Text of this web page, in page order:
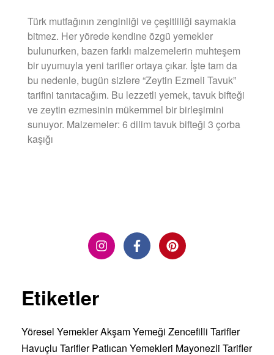
Türk mutfağının zenginliği ve çeşitliliği saymakla
bitmez. Her yörede kendine özgü yemekler
bulunurken, bazen farklı malzemelerin muhteşem
bir uyumuyla yeni tarifler ortaya çıkar. İşte tam da
bu nedenle, bugün sizlere “Zeytin Ezmeli Tavuk”
tarifini tanıtacağım. Bu lezzetli yemek, tavuk bifteği
ve zeytin ezmesinin mükemmel bir birleşimini
sunuyor. Malzemeler: 6 dilim tavuk bifteği 3 çorba
kaşığı
Etiketler
Yöresel YemeklerAkşam Yemeği Zencefilli Tarifler
Havuçlu Tarifler Patlıcan Yemekleri Mayonezli Tarifler